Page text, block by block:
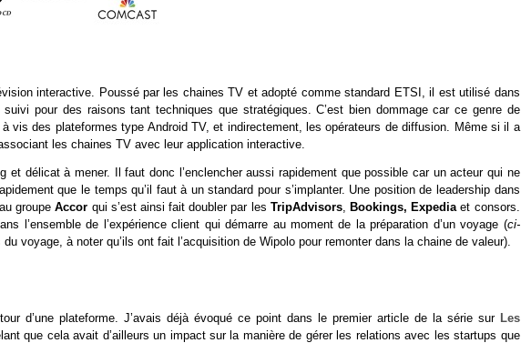
interactive. Poussé par les chaines TV et adopté comme standard ETSI, il est utilisé dans
pour des raisons tant techniques que stratégiques. C’est bien dommage car ce genre de
vis des plateformes type Android TV, et indirectement, les opérateurs de diffusion. Même si il a
les chaines TV avec leur application interactive.
et délicat à mener. Il faut donc l’enclencher aussi rapidement que possible car un acteur qui ne
que le temps qu’il faut à un standard pour s’implanter. Une position de leadership dans
groupeAccor qui s’est ainsi fait doubler par les TripAdvisors, Bookings, Expediaet consors.
l’ensemble de l’expérience client qui démarre au moment de la préparation d’un voyage (ci-
voyage, à noter qu’ils ont fait l’acquisition de Wipolo pour remonter dans la chaine de valeur).
d’une plateforme. J’avais déjà évoqué ce point dans le premier article de la série sur Les
que cela avait d’ailleurs un impact sur la manière de gérer les relations avec les startups que